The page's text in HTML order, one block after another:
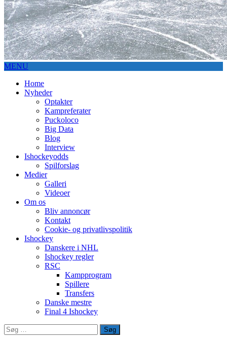
MENU
Home
Nyheder
Optakter
Kampreferater
Puckoloco
Big Data
Blog
Interview
Ishockeyodds
Spilforslag
Medier
Galleri
Videoer
Om os
Bliv annoncør
Kontakt
Cookie- og privatlivspolitik
Ishockey
Danskere i NHL
Ishockey regler
RSC
Kampprogram
Spillere
Transfers
Danske mestre
Final 4 Ishockey
Søg
efter: